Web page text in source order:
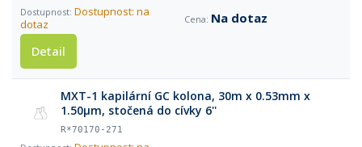
Dostupnost: na
dotaz
Na dotaz
Detail
MXT-1 kapilární GC kolona, 30m x 0.53mm x
1.50μm, stočená do cívky 6''
R*70170-271